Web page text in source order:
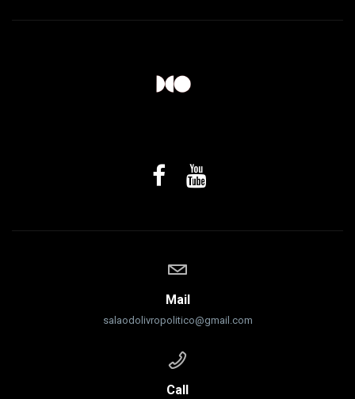
Mail
salaodolivropolitico@gmail.com
Call